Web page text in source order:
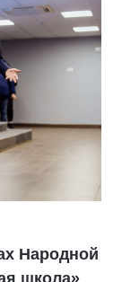
Народной
школа»